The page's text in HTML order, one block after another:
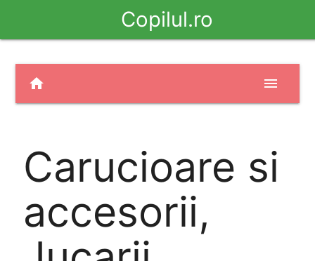
Copilul.ro
home menu
Carucioare si
accesorii,